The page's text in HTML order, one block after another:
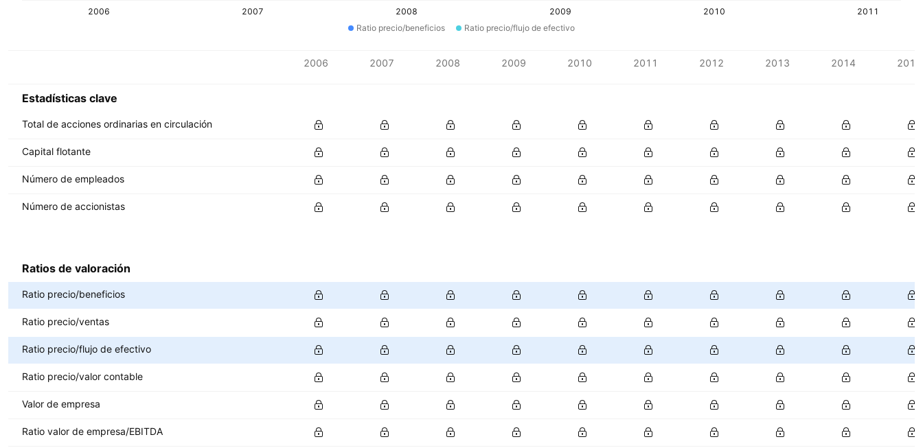
2006 2007 2008 2009 2010
2011
Ratio precio/beneficios
Ratio precio/flujo de efectivo
2006 2007 2008 2009 2010 2011 2012 2013 2014 2015
Estadísticas clave
Total de acciones ordinarias en circulación
Capital flotante
Número de empleados
Número de accionistas
Ratios de valoración
Ratio precio/beneficios
Ratio precio/ventas
Ratio precio/flujo de efectivo
Ratio precio/valor contable
Valor de empresa
Ratio valor de empresa/EBITDA